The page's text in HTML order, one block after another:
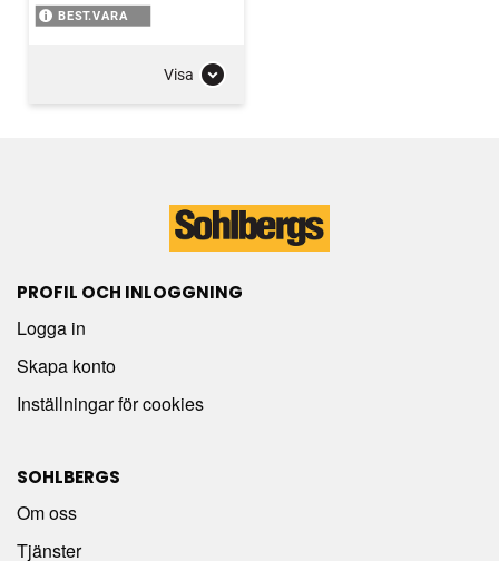
BEST.VARA
Visa
PROFIL OCH INLOGGNING
Logga in
Skapa konto
Inställningar för cookies
SOHLBERGS
Om oss
Tjänster